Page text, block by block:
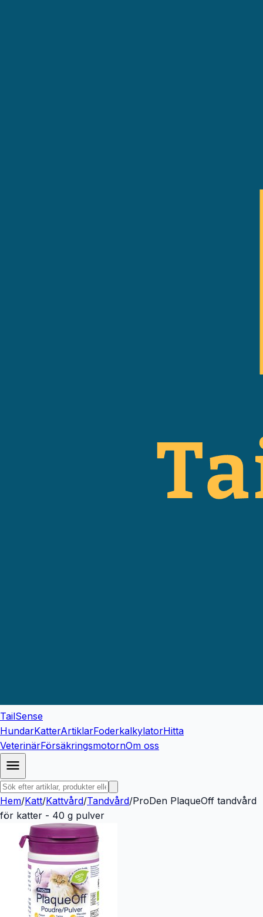
TailSense
HundarKatterArtiklarFoderkalkylatorHitta
VeterinärFörsäkringsmotornOm oss
Hem/Katt/Kattvård/Tandvård/ProDen PlaqueOff tandvård
för katter - 40 g pulver